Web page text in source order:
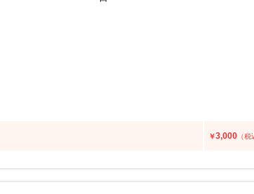
￥3,000 （税